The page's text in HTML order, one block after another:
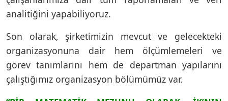
analitiğini yapabiliyoruz.
Son olarak, şirketimizin mevcut ve gelecekteki
organizasyonuna dair hem ölçümlemeleri ve
görev tanımlarını hem de departman yapılarını
çalıştığımız organizasyon bölümümüz var.